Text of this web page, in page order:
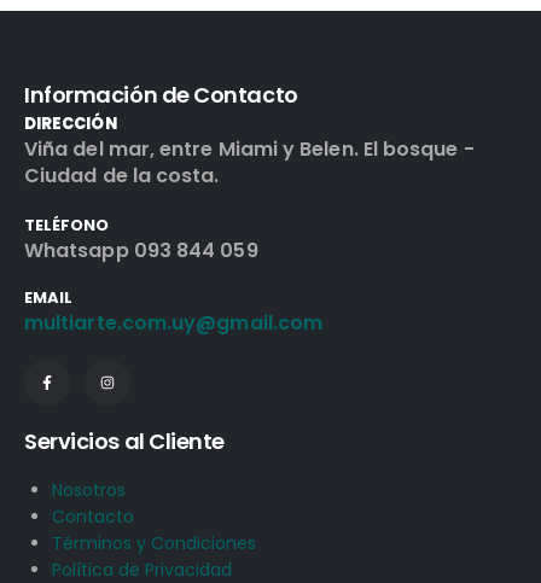
Información de Contacto
DIRECCIÓN
Viña del mar, entre Miami y Belen. El bosque -
Ciudad de la costa.
TELÉFONO
Whatsapp 093 844 059
EMAIL
multiarte.com.uy@gmail.com
Servicios al Cliente
Nosotros
Contacto
Términos y Condiciones
Política de Privacidad